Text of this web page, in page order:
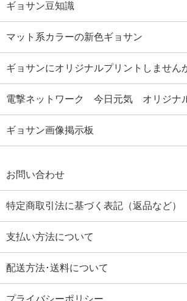
ギョサン豆知識
マット系カラーの新色ギョサン
ギョサンにオリジナルプリントしません
電撃ネットワーク 今日元気 オリジナ
ギョサン画像掲示板
お問い合わせ
特定商取引法に基づく表記（返品など）
支払い方法について
配送方法･送料について
プライバシーポリシー